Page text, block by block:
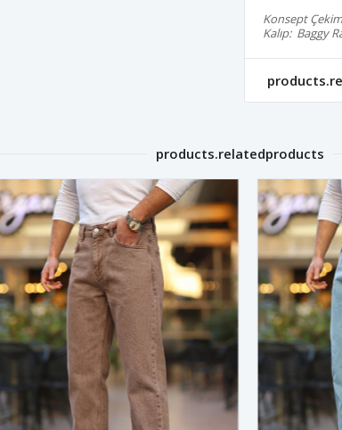
Konsept
Kalıp: Baggy
products.relatedproducts